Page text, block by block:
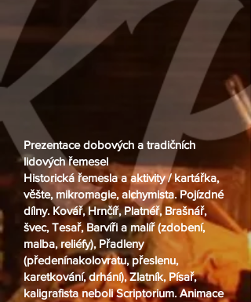
Prezentace dobových a tradičních
lidových řemesel
Historická řemesla a aktivity/ kartářka,
věšte, mikromagie, alchymista. Pojízdné
dílny. Kovář, Hrnčíř, Platnéř, Brašnář,
švec, Tesař, Barvíři a malíř (zdobení,
malba, reliéfy), Přadleny
(předenínakolovratu, přeslenu,
karetkování, drhání), Zlatník, Písař,
kaligrafista neboli Scriptorium. Animace